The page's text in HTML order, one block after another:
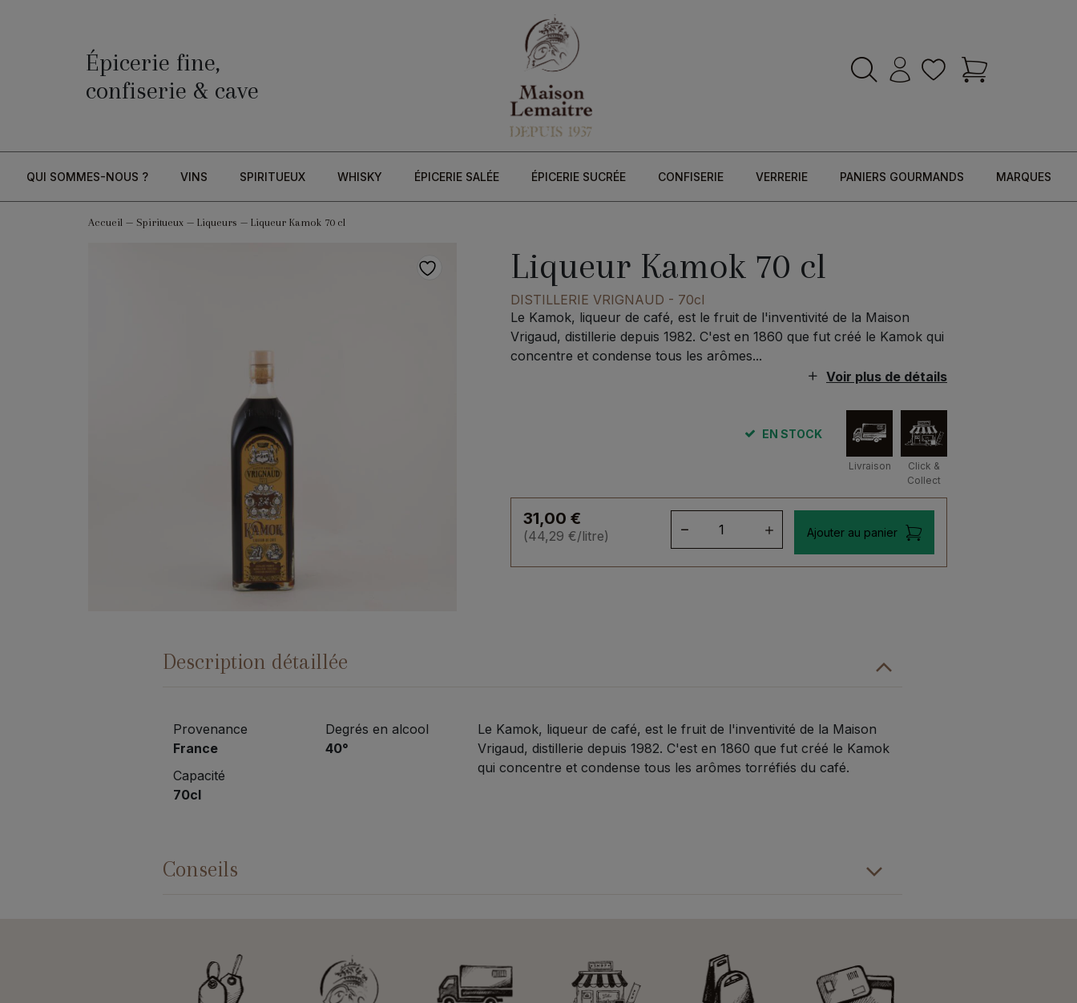
Épicerie fine,
confiserie & cave
QUI SOMMES-NOUS ? VINS SPIRITUEUX WHISKY ÉPICERIE SALÉE ÉPICERIE SUCRÉE CONFISERIE VERRERIE PANIERS GOURMANDS MARQUES
Accueil— Spiritueux— Liqueurs — Liqueur Kamok 70 cl
Liqueur Kamok 70 cl
DISTILLERIE VRIGNAUD - 70cl
Le Kamok, liqueur de café, est le fruit de l'inventivité de la Maison
Vrigaud, distillerie depuis 1982. C'est en 1860 que fut créé le Kamok qui
concentre et condense tous les arômes...
Voir plus de détails
EN STOCK
Livraison
Click &
Collect
31,00 €
(44,29 €/litre) Ajouter au panier
Description détaillée
Provenance
France
Capacité
70cl
Degrés en alcool
40°
Le Kamok, liqueur de café, est le fruit de l'inventivité de la Maison
Vrigaud, distillerie depuis 1982. C'est en 1860 que fut créé le Kamok
qui concentre et condense tous les arômes torréfiés du café.
Conseils